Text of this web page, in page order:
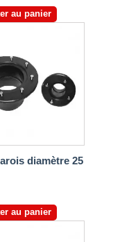
au panier
diamètre 25
au panier